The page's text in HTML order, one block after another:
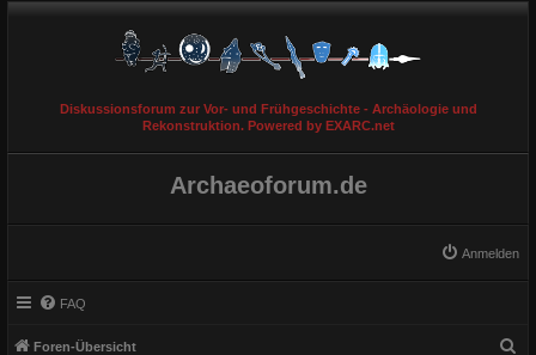
Diskussionsforum zur Vor- und Frühgeschichte - Archäologie und
Rekonstruktion. Powered by EXARC.net
Archaeoforum.de
Anmelden
FAQ
Foren-Übersicht